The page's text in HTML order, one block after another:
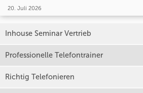
20. Juli 2026
Inhouse Seminar Vertrieb
Professionelle Telefontrainer
Richtig Telefonieren